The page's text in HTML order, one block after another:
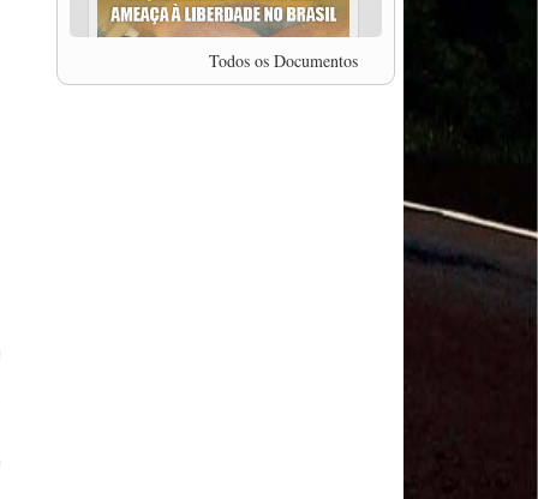
professor da Unisinos e Doutor em Ciências da
Comunicação da USP, Rafael Grohmann, que
coordena uma pesquisa internacional que visa
pressionar as plataformas digitais por melhores
Todos os Documentos